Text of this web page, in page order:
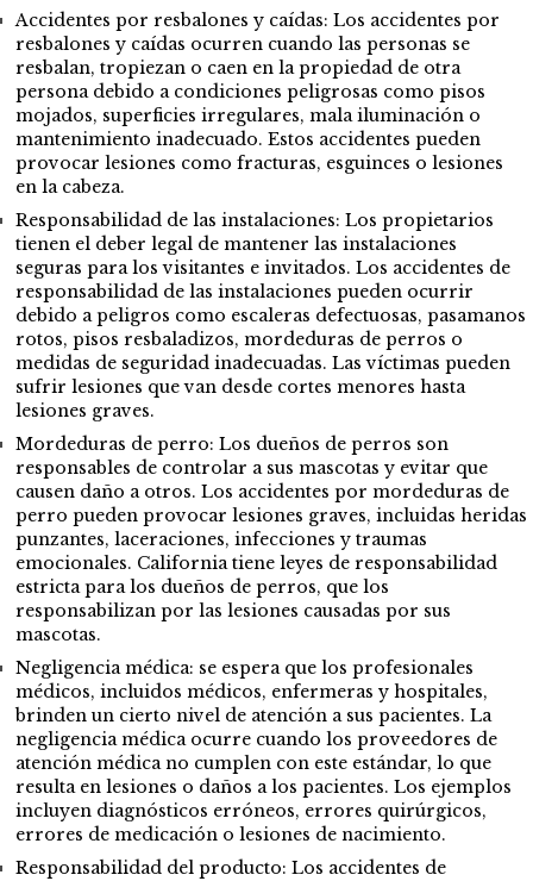
Accidentes por resbalones y caídas: Los accidentes por
resbalones y caídas ocurren cuando las personas se
resbalan, tropiezan o caen en la propiedad de otra
persona debido a condiciones peligrosas como pisos
mojados, superficies irregulares, mala iluminación o
mantenimiento inadecuado. Estos accidentes pueden
provocar lesiones como fracturas, esguinces o lesiones
en la cabeza.
Responsabilidad de las instalaciones: Los propietarios
tienen el deber legal de mantener las instalaciones
seguras para los visitantes e invitados. Los accidentes de
responsabilidad de las instalaciones pueden ocurrir
debido a peligros como escaleras defectuosas, pasamanos
rotos, pisos resbaladizos, mordeduras de perros o
medidas de seguridad inadecuadas. Las víctimas pueden
sufrir lesiones que van desde cortes menores hasta
lesiones graves.
Mordeduras de perro: Los dueños de perros son
responsables de controlar a sus mascotas y evitar que
causen daño a otros. Los accidentes por mordeduras de
perro pueden provocar lesiones graves, incluidas heridas
punzantes, laceraciones, infecciones y traumas
emocionales. California tiene leyes de responsabilidad
estricta para los dueños de perros, que los
responsabilizan por las lesiones causadas por sus
mascotas.
Negligencia médica: se espera que los profesionales
médicos, incluidos médicos, enfermeras y hospitales,
brinden un cierto nivel de atención a sus pacientes. La
negligencia médica ocurre cuando los proveedores de
atención médica no cumplen con este estándar, lo que
resulta en lesiones o daños a los pacientes. Los ejemplos
incluyen diagnósticos erróneos, errores quirúrgicos,
errores de medicación o lesiones de nacimiento.
Responsabilidad del producto: Los accidentes de